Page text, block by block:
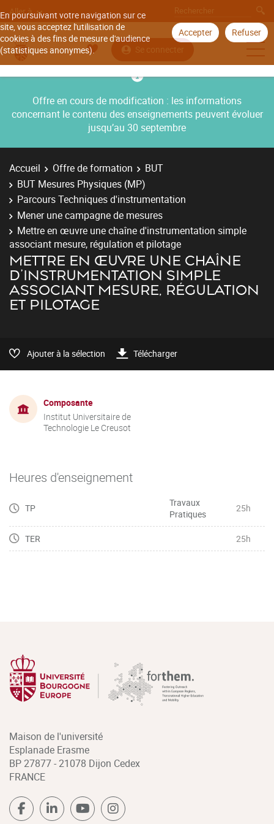
En poursuivant votre navigation sur ce
site, vous acceptez l'utilisation de
cookies à des fins de mesure d'audience
(statistiques anonymes).
Accepter Refuser
Aller à
Se connecter
Offre en cours de modification : les informations
concernant le contenu des enseignements peuvent évoluer
jusqu’au 30 septembre
Accueil Offre de formation
BUT
BUT Mesures Physiques (MP)
Parcours Techniques d'instrumentation
Mener une campagne de mesures
Mettre en œuvre une chaîne d'instrumentation simple
associant mesure, régulation et pilotage
METTRE EN ŒUVRE UNE CHAÎNE
D'INSTRUMENTATION SIMPLE
ASSOCIANT MESURE, RÉGULATION
ET PILOTAGE
Ajouter à la sélection Télécharger
Composante
Institut Universitaire de
Technologie Le Creusot
Heures d'enseignement
TP
Travaux
Pratiques
25h
TER 25h
Maison de l'université
Esplanade Erasme
BP 27877 - 21078 Dijon Cedex
FRANCE